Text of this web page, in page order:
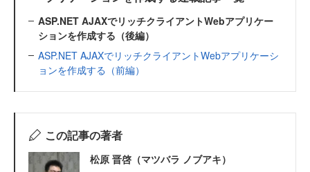
ASP.NET AJAXでリッチクライアントWebアプリケー
ションを作成する（後編）
ASP.NET AJAXでリッチクライアントWebアプリケーシ
ョンを作成する（前編）
この記事の著者
松原 晋啓（マツバラ ノブアキ）